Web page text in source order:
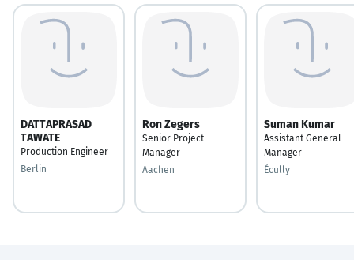
DATTAPRASAD
TAWATE
Production Engineer
Berlin
Ron Zegers
Senior Project
Manager
Aachen
Suman Kumar
Assistant General
Manager
Écully